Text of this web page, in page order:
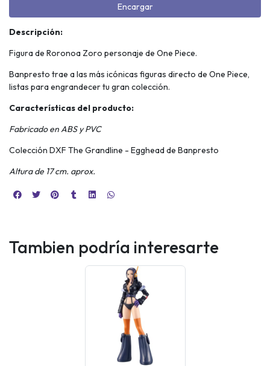
Encargar
Descripción:
Figura de Roronoa Zoro personaje de One Piece.
Banpresto trae a las más icónicas figuras directo de One Piece,
listas para engrandecer tu gran colección.
Características del producto:
Fabricado en ABS y PVC
Colección DXF The Grandline - Egghead de Banpresto
Altura de 17 cm. aprox.
Tambien podría interesarte